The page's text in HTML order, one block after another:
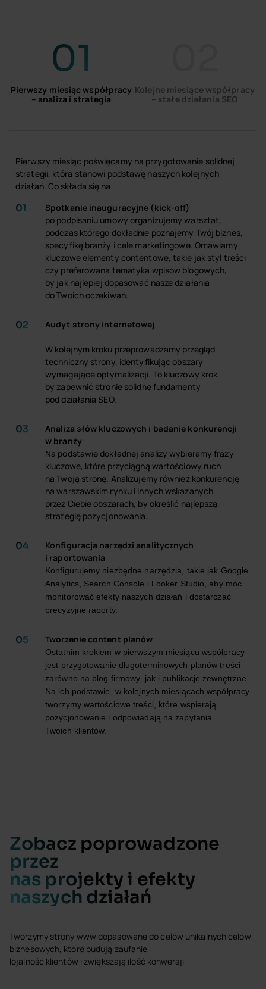
01
Pierwszy miesiąc współpracy
– analiza i strategia
Kolejne miesiące współpracy
– stałe działania SEO
Pierwszy miesiąc poświęcamy na przygotowanie solidnej
strategii, która stanowi podstawę naszych kolejnych
działań. Co składa się na
Spotkanie inauguracyjne (kick-off)
po podpisaniu umowy organizujemy warsztat,
podczas którego dokładnie poznajemy Twój biznes,
specyfikę branży i cele marketingowe. Omawiamy
kluczowe elementy contentowe, takie jak styl treści
czy preferowana tematyka wpisów blogowych,
by jak najlepiej dopasować nasze działania
do Twoich oczekiwań.
Audyt strony internetowej
W kolejnym kroku przeprowadzamy przegląd
techniczny strony, identyfikując obszary
wymagające optymalizacji. To kluczowy krok,
by zapewnić stronie solidne fundamenty
pod działania SEO.
Analiza słów kluczowych i badanie konkurencji
w branży
Na podstawie dokładnej analizy wybieramy frazy
kluczowe, które przyciągną wartościowy ruch
na Twoją stronę. Analizujemy również konkurencję
na warszawskim rynku i innych wskazanych
przez Ciebie obszarach, by określić najlepszą
strategię pozycjonowania.
Konfiguracja narzędzi analitycznych
i raportowania
Konfigurujemy niezbędne narzędzia, takie jak Google
Analytics, Search Console i Looker Studio, aby móc
monitorować efekty naszych działań i dostarczać
precyzyjne raporty.
Tworzenie content planów
Ostatnim krokiem w pierwszym miesiącu współpracy
jest przygotowanie długoterminowych planów treści –
zarówno na blog firmowy, jak i publikacje zewnętrzne.
Na ich podstawie, w kolejnych miesiącach współpracy
tworzymy wartościowe treści, które wspierają
pozycjonowanie i odpowiadają na zapytania
Twoich klientów.
Zobacz poprowadzone
przez
nas projekty i efekty
naszych działań
Tworzymy strony www dopasowane do celów unikalnych celów
biznesowych, które budują zaufanie,
lojalność klientów i zwiększają ilość konwersji